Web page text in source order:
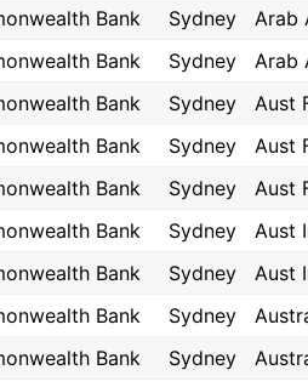
Bank Sydney Arab
Bank Sydney Arab
Bank Sydney Aust
Bank Sydney Aust
Bank Sydney Aust
Bank Sydney Aust
Bank Sydney Aust
Bank Sydney
Bank Sydney